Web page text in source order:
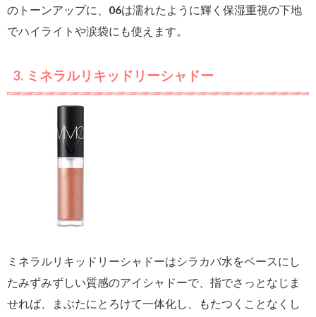
のトーンアップに、06は濡れたように輝く保湿重視の下地
でハイライトや涙袋にも使えます。
3. ミネラルリキッドリーシャドー
ミネラルリキッドリーシャドーはシラカバ水をベースにし
たみずみずしい質感のアイシャドーで、指でさっとなじま
せれば、まぶたにとろけて一体化し、もたつくことなくし